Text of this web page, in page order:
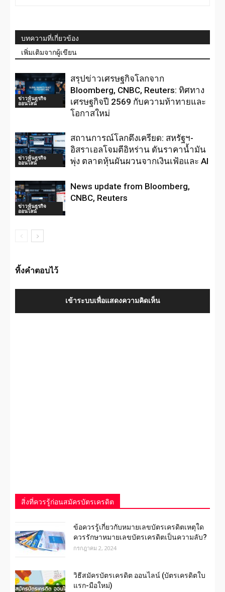
บทความที่เกี่ยวข้อง
เพิ่มเติมจากผู้เขียน
ข่าวหุ้นธุรกิจ
ออนไลน์
สรุปข่าวเศรษฐกิจโลกจาก
Bloomberg, CNBC, Reuters: ทิศทาง
เศรษฐกิจปี 2569 กับความท้าทายและ
โอกาสใหม่
ข่าวหุ้นธุรกิจ
ออนไลน์
สถานการณ์โลกตึงเครียด: สหรัฐฯ-
อิสราเอลโจมตีอิหร่าน ดันราคาน้ำมัน
พุ่ง ตลาดหุ้นผันผวนจากเงินเฟ้อและ AI
ข่าวหุ้นธุรกิจ
ออนไลน์
News update from Bloomberg,
CNBC, Reuters
ทิ้งคำตอบไว้
เข้าระบบเพื่อแสดงความคิดเห็น
สิ่งที่ควรรู้ก่อนสมัครบัตรเครดิต
ข้อควรรู้เกี่ยวกับหมายเลขบัตรเครดิตเหตุใด
ควรรักษาหมายเลขบัตรเครดิตเป็นความลับ?
กรกฎาคม 2, 2024
วิธีสมัครบัตรเครดิต ออนไลน์ (บัตรเครดิตใบ
แรก-มือใหม่)